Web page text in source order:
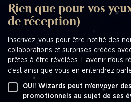
Rien que pour vos
de réception)
Inscrivez-vous pour être notifié des
collaborations et surprises créées
prêtes à être révélées. L’avenir nous
c’est ainsi que vous en entendrez
OUI! Wizards peut m’envoyer
promotionnels au sujet de ses